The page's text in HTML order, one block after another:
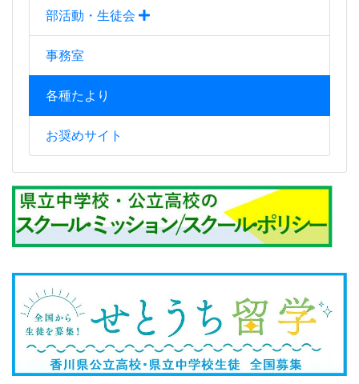
部活動・生徒会
事務室
各種たより
お奨めサイト